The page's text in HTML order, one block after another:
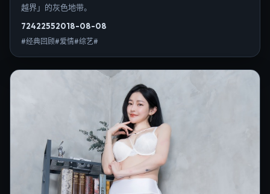
越界」的灰色地带。
72422552018-08-08
#经典回顾#爱情#综艺#